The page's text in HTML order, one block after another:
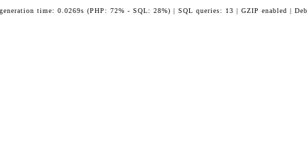
time: 0.0269s (PHP: 72% - SQL: 28%) | SQL queries: 13 | GZIP enabled |